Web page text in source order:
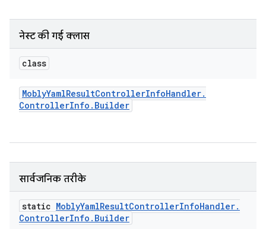
नेस्ट की गई क्लास
class
MoblyYamlResultControllerInfoHandler.
ControllerInfo . Builder
सार्वजनिक तरीके
static MoblyYamlResultControllerInfoHandler.
ControllerInfo . Builder